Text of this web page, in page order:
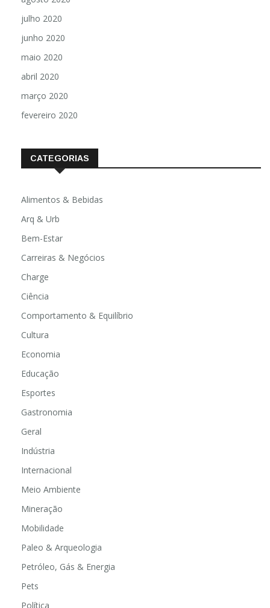
julho 2020
junho 2020
maio 2020
abril 2020
março 2020
fevereiro 2020
CATEGORIAS
Alimentos & Bebidas
Arq & Urb
Bem-Estar
Carreiras & Negócios
Charge
Ciência
Comportamento & Equilíbrio
Cultura
Economia
Educação
Esportes
Gastronomia
Geral
Indústria
Internacional
Meio Ambiente
Mineração
Mobilidade
Paleo & Arqueologia
Petróleo, Gás & Energia
Pets
Política